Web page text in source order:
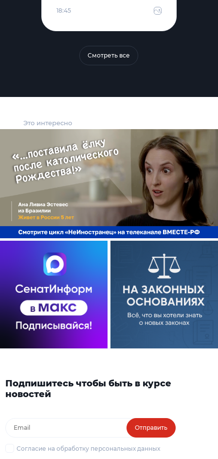
Это интересно
18:45
Смотреть все
Подпишитесь чтобы быть в курсе
новостей
Отправить
Согласие на обработку персональных данных